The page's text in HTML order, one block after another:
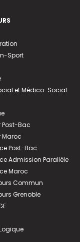
Sport
et Médico-Social
Post-Bac
Maroc
Post-Bac
Admission Parallèle
Maroc
Commun
Grenoble